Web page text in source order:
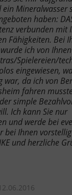
Mineralwasser
haben:
verbunden mit
Fähigkeiten. Bei
ich von
Spielereien/
eingewiesen,
war, da ich von
fahren
simple
Ich kann Sie nur
und werde bei
bei Ihnen
und herzliche